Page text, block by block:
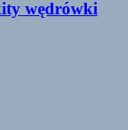
wędrówki